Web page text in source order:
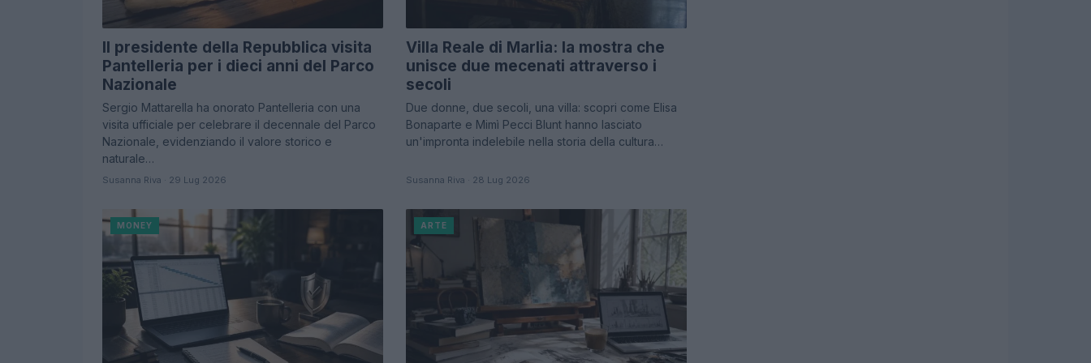
Il presidente della Repubblica visita
Pantelleria per i dieci anni del Parco
Nazionale
Sergio Mattarella ha onorato Pantelleria con una
visita ufficiale per celebrare il decennale del Parco
Nazionale, evidenziando il valore storico e
naturale…
Susanna Riva · 29 Lug 2026
Villa Reale di Marlia: la mostra che
unisce due mecenati attraverso i
secoli
Due donne, due secoli, una villa: scopri come Elisa
Bonaparte e Mimì Pecci Blunt hanno lasciato
un'impronta indelebile nella storia della cultura…
Susanna Riva · 28 Lug 2026
MONEY ARTE